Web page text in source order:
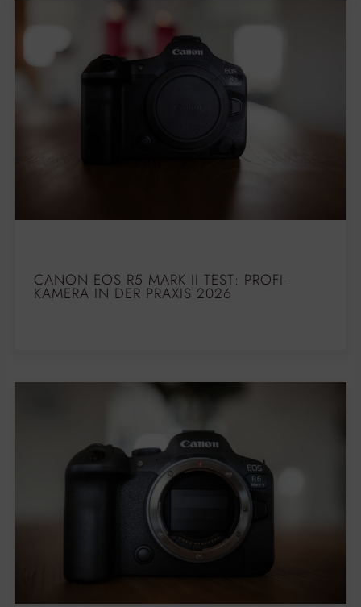
CANON EOS R5 MARK II TEST: PROFI-
KAMERA IN DER PRAXIS 2026